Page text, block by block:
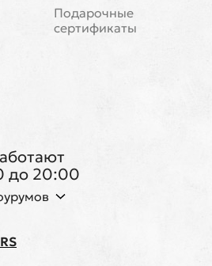
Подарочные
сертификаты
до 20:00